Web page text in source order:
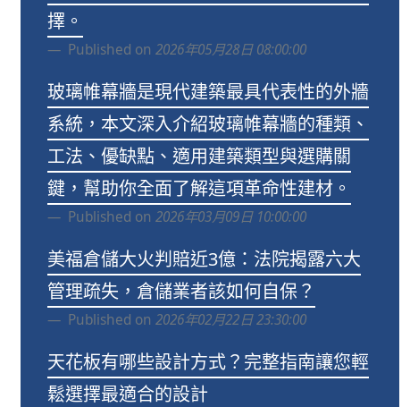
擇。
Published on 2026年05月28日 08:00:00
玻璃帷幕牆是現代建築最具代表性的外牆
系統，本文深入介紹玻璃帷幕牆的種類、
工法、優缺點、適用建築類型與選購關
鍵，幫助你全面了解這項革命性建材。
Published on 2026年03月09日 10:00:00
美福倉儲大火判賠近3億：法院揭露六大
管理疏失，倉儲業者該如何自保？
Published on 2026年02月22日 23:30:00
天花板有哪些設計方式？完整指南讓您輕
鬆選擇最適合的設計